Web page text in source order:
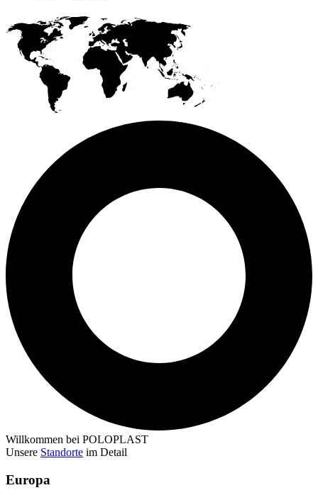
Willkommen bei POLOPLAST
Unsere Standorte im Detail
Europa